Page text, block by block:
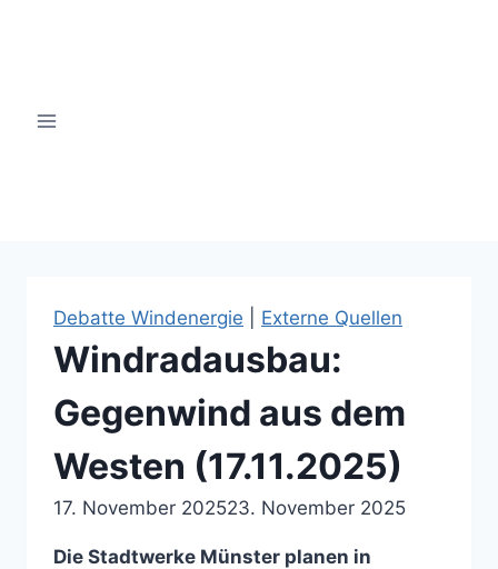
Debatte Windenergie Externe Quellen
Windradausbau:
Gegenwind aus dem
Westen (17.11.2025)
17. November 202523. November 2025
Die Stadtwerke Münster planen in